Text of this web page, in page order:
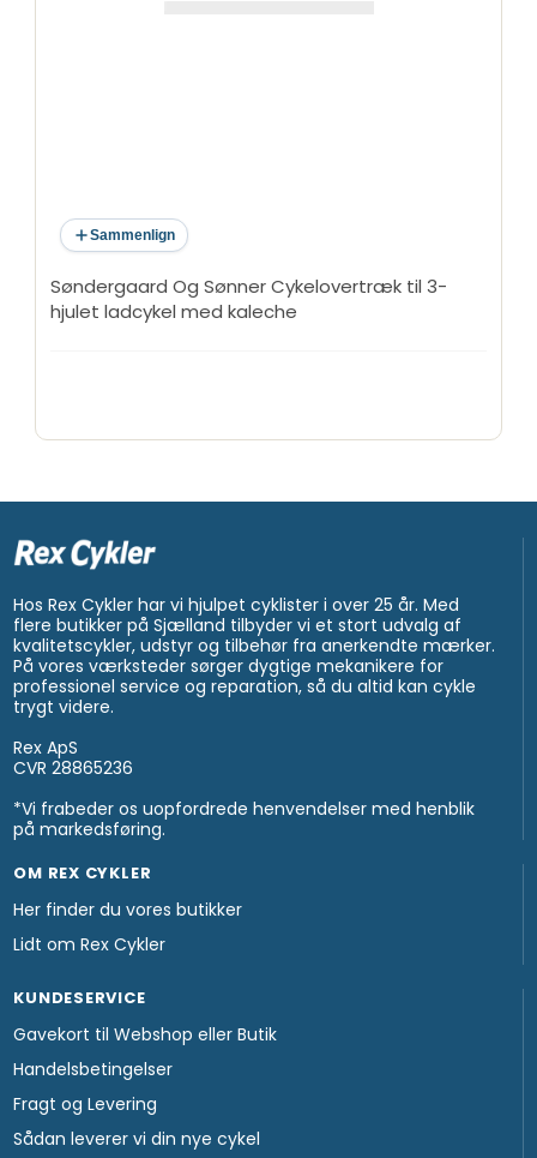
Sammenlign
Søndergaard Og Sønner Cykelovertræk til 3-
hjulet ladcykel med kaleche
Hos Rex Cykler har vi hjulpet cyklister i over 25 år. Med
flere butikker på Sjælland tilbyder vi et stort udvalg af
kvalitetscykler, udstyr og tilbehør fra anerkendte mærker.
På vores værksteder sørger dygtige mekanikere for
professionel service og reparation, så du altid kan cykle
trygt videre.
Rex ApS
CVR 28865236
*Vi frabeder os uopfordrede henvendelser med henblik
på markedsføring.
OM REX CYKLER
Her finder du vores butikker
Lidt om Rex Cykler
KUNDESERVICE
Gavekort til Webshop eller Butik
Handelsbetingelser
Fragt og Levering
Sådan leverer vi din nye cykel